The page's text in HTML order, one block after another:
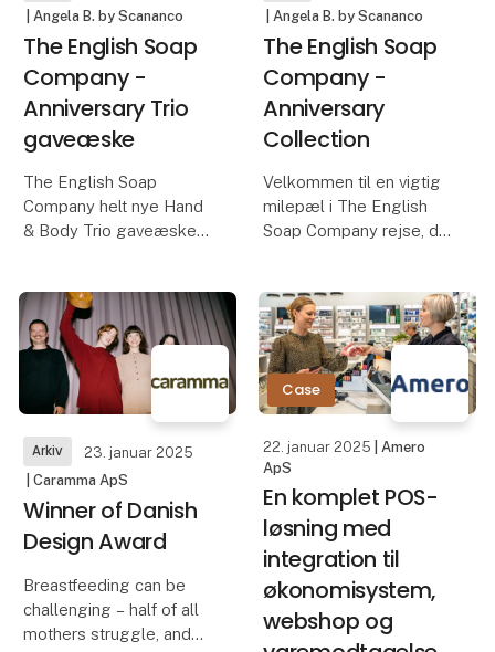
| Angela B. by Scananco
The English Soap
Company -
Anniversary Trio
gaveæske
The English Soap
Company helt nye Hand
& Body Trio gaveæske
sammensatte sæt
inkluderer en luksuriøs
sæbebar, håndcreme og
sæbebesparende pose.
Rens, nær o
| Angela B. by Scananco
The English Soap
Company -
Anniversary
Collection
Velkommen til en vigtig
milepæl i The English
Soap Company rejse, da
ind på sin 25 år med
sæbefremstilling! For at
fejre denne
bemærkelsesværdige
lejlighed e
Arkiv
23. januar 2025
| Caramma ApS
Winner of Danish
Design Award
Breastfeeding can be
challenging – half of all
mothers struggle, and
Case
22. januar 2025
| Amero
ApS
En komplet POS-
løsning med
integration til
økonomisystem,
webshop og